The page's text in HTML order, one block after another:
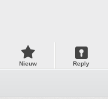
Nieuw Reply